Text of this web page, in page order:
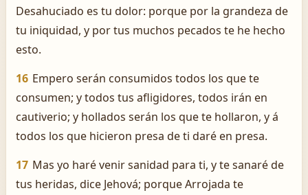
Desahuciado es tu dolor: porque por la grandeza de
tu iniquidad, y por tus muchos pecados te he hecho
esto.
16 Empero serán consumidos todos los que te
consumen; y todos tus afligidores, todos irán en
cautiverio; y hollados serán los que te hollaron, y á
todos los que hicieron presa de ti daré en presa.
17 Mas yo haré venir sanidad para ti, y te sanaré de
tus heridas, dice Jehová; porque Arrojada te